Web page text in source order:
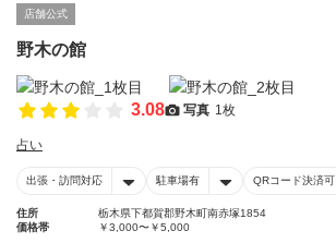
店舗公式
野木の館
3.08 写真 1枚
占い
出張・訪問対応 駐車場有 QRコード決済可
住所
栃木県下都賀郡野木町南赤塚1854
価格帯
￥3,000〜￥5,000